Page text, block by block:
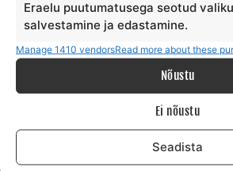
Eraelu puutumatusega seotud
salvestamine ja edastamine.
Manage 1410 vendorsRead more about these
Nõustu
Ei nõustu
Seadista
Teenus
Galerii
Surfiblogi
Kontakt
TINGIMUSED